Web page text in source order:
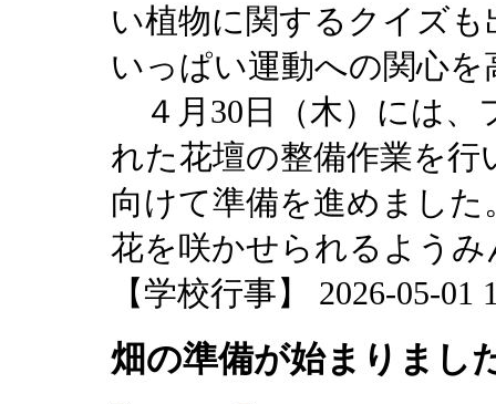
い植物に関するクイズ
いっぱい運動への関心
４月30日（木）には、
れた花壇の整備作業を行
向けて準備を進めまし
花を咲かせられるよう
【学校行事】 2026-05-01
畑の準備が始まりまし